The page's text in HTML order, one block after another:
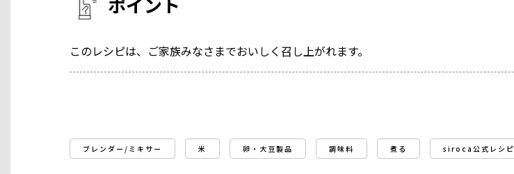
このレシピは、ご家族みなさまでおいしく召し上がれます。
ブレンダー/ミキサー 米 卵・大豆製品 調味料 煮る siroca公式レシピ